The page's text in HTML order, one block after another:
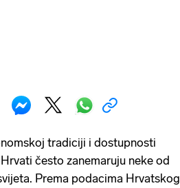
tradiciji i dostupnosti
često zanemaruju neke od
Prema podacima Hrvatskog